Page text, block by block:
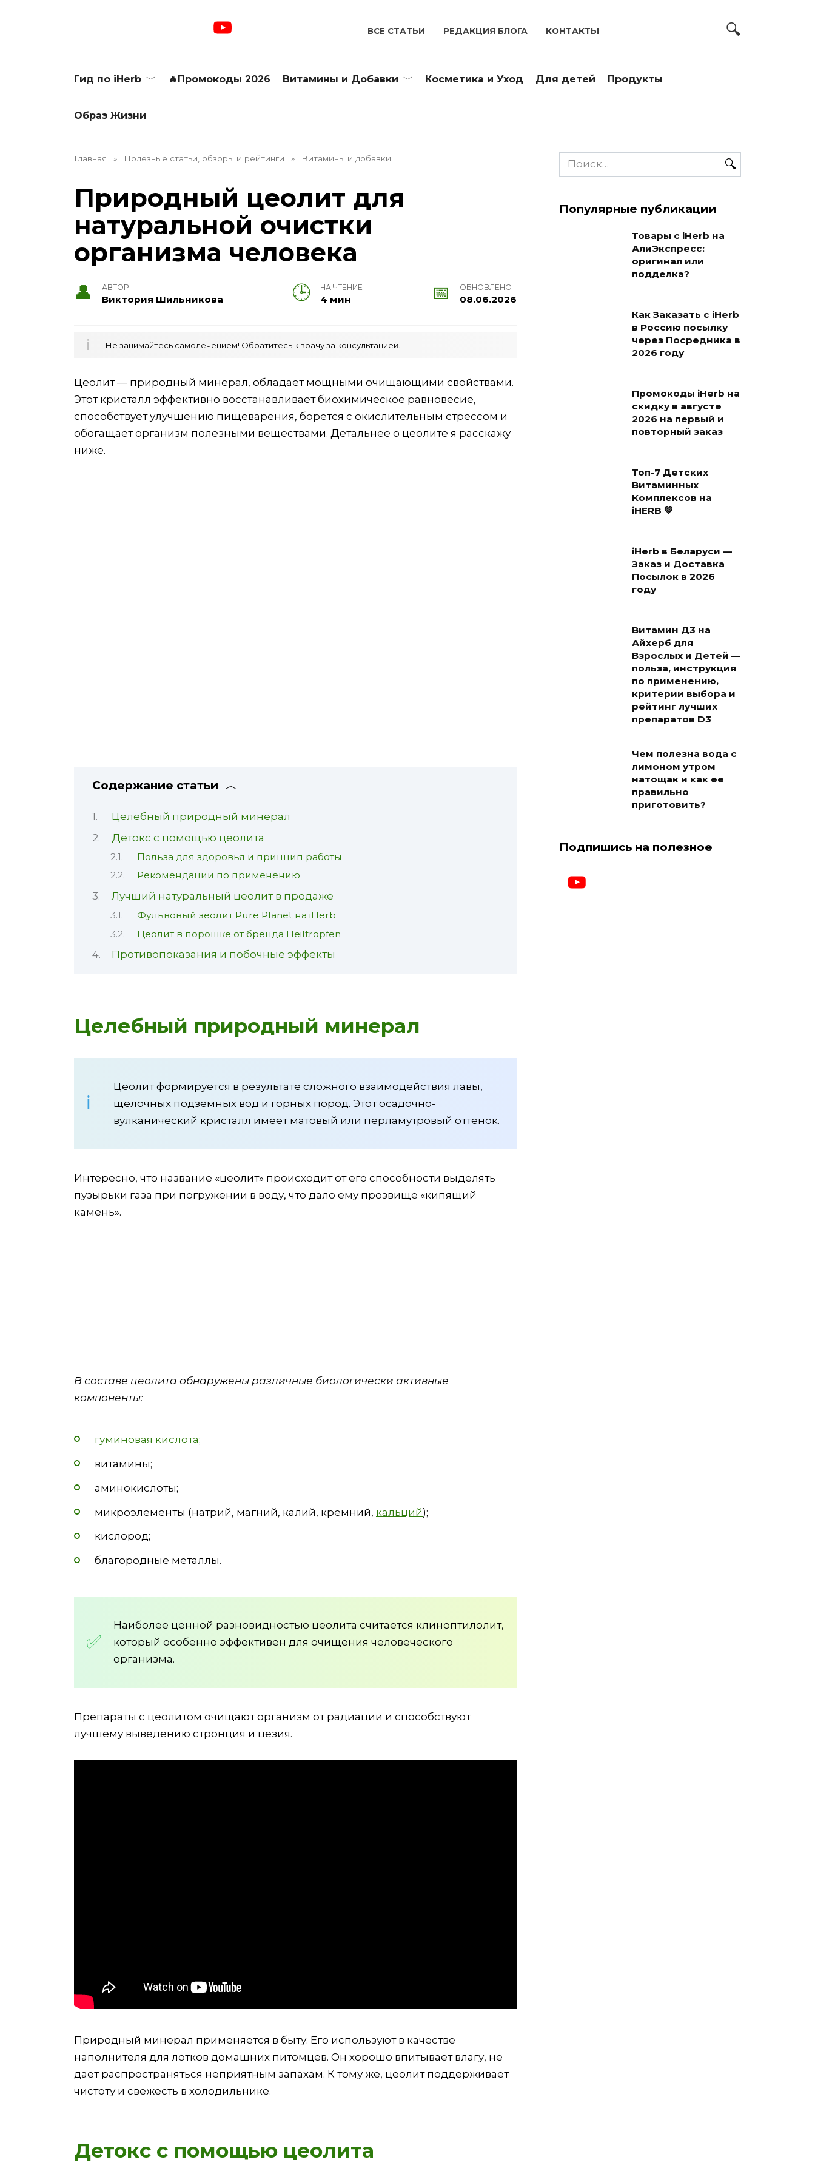
ВСЕ СТАТЬИ РЕДАКЦИЯ БЛОГА КОНТАКТЫ
Гид по iHerb 🔥Промокоды 2026 Витамины и Добавки Косметика и Уход Для детей Продукты
Образ Жизни
Главная » Полезные статьи, обзоры и рейтинги » Витамины и добавки
Природный цеолит для
натуральной очистки
организма человека
АВТОР
Виктория Шильникова
НА ЧТЕНИЕ
4 мин
ОБНОВЛЕНО
08.06.2026
Не занимайтесь самолечением! Обратитесь к врачу за консультацией.
Цеолит — природный минерал, обладает мощными очищающими свойствами.
Этот кристалл эффективно восстанавливает биохимическое равновесие,
способствует улучшению пищеварения, борется с окислительным стрессом и
обогащает организм полезными веществами. Детальнее о цеолите я расскажу
ниже.
Содержание статьи
Целебный природный минерал
Детокс с помощью цеолита
Польза для здоровья и принцип работы
Рекомендации по применению
Лучший натуральный цеолит в продаже
Фульвовый зеолит Pure Planet на iHerb
Цеолит в порошке от бренда Heiltropfen
Противопоказания и побочные эффекты
Целебный природный минерал
Цеолит формируется в результате сложного взаимодействия лавы,
щелочных подземных вод и горных пород. Этот осадочно-
вулканический кристалл имеет матовый или перламутровый оттенок.
Интересно, что название «цеолит» происходит от его способности выделять
пузырьки газа при погружении в воду, что дало ему прозвище «кипящий
камень».
В составе цеолита обнаружены различные биологически активные
компоненты:
гуминовая кислота;
витамины;
аминокислоты;
микроэлементы (натрий, магний, калий, кремний, кальций);
кислород;
благородные металлы.
Наиболее ценной разновидностью цеолита считается клиноптилолит,
который особенно эффективен для очищения человеческого
организма.
Препараты с цеолитом очищают организм от радиации и способствуют
лучшему выведению стронция и цезия.
Природный минерал применяется в быту. Его используют в качестве
наполнителя для лотков домашних питомцев. Он хорошо впитывает влагу, не
дает распространяться неприятным запахам. К тому же, цеолит поддерживает
чистоту и свежесть в холодильнике.
Детокс с помощью цеолита
Search
for:
Популярные публикации
Товары с iHerb на
АлиЭкспресс:
оригинал или
подделка?
Как Заказать с iHerb
в Россию посылку
через Посредника в
2026 году
Промокоды iHerb на
скидку в августе
2026 на первый и
повторный заказ
Топ-7 Детских
Витаминных
Комплексов на
iHERB 💚
iHerb в Беларуси —
Заказ и Доставка
Посылок в 2026
году
Витамин Д3 на
Айхерб для
Взрослых и Детей —
польза, инструкция
по применению,
критерии выбора и
рейтинг лучших
препаратов D3
Чем полезна вода с
лимоном утром
натощак и как ее
правильно
приготовить?
Подпишись на полезное